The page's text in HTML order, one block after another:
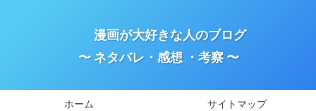
漫画が大好きな人のブログ
〜 ネタバレ・感想 ・考察 〜
ホーム サイトマップ